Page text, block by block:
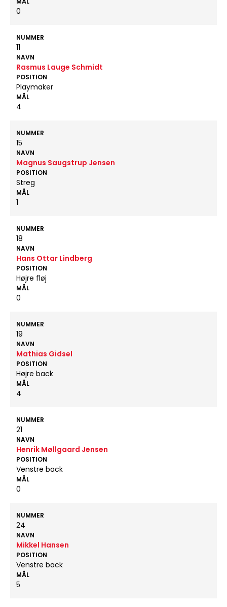
0
NUMMER
11
NAVN
Rasmus Lauge Schmidt
POSITION
Playmaker
MÅL
4
NUMMER
15
NAVN
Magnus Saugstrup Jensen
POSITION
Streg
MÅL
1
NUMMER
18
NAVN
Hans Ottar Lindberg
POSITION
Højre fløj
MÅL
0
NUMMER
19
NAVN
Mathias Gidsel
POSITION
Højre back
MÅL
4
NUMMER
21
NAVN
Henrik Møllgaard Jensen
POSITION
Venstre back
MÅL
0
NUMMER
24
NAVN
Mikkel Hansen
POSITION
Venstre back
MÅL
5